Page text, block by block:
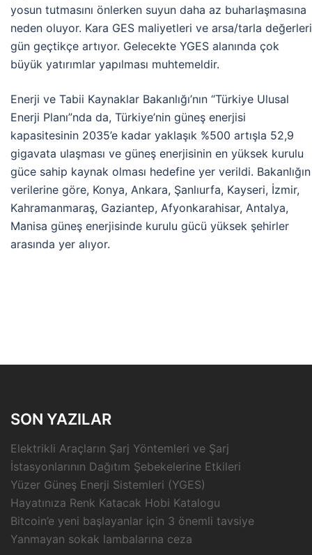
yosun tutmasını önlerken suyun daha az buharlaşmasına
neden oluyor. Kara GES maliyetleri ve arsa/tarla değerleri
gün geçtikçe artıyor. Gelecekte YGES alanında çok
büyük yatırımlar yapılması muhtemeldir.
Enerji ve Tabii Kaynaklar Bakanlığı’nın “Türkiye Ulusal
Enerji Planı”nda da, Türkiye’nin güneş enerjisi
kapasitesinin 2035’e kadar yaklaşık %500 artışla 52,9
gigavata ulaşması ve güneş enerjisinin en yüksek kurulu
güce sahip kaynak olması hedefine yer verildi. Bakanlığın
verilerine göre, Konya, Ankara, Şanlıurfa, Kayseri, İzmir,
Kahramanmaraş, Gaziantep, Afyonkarahisar, Antalya,
Manisa güneş enerjisinde kurulu gücü yüksek şehirler
arasında yer alıyor.
SON YAZILAR
Elektrikli Araçların Şarj Yöntemleri ve Şarj
İstasyonlarının Dağıtım Şebekelerine Etkileri
Yüzer Güneş Enerji Sistemleri (YGES)
Hayatınıza Renk Katacak Hobi Katalogu
Bitcoin’e yeni başlayanlar için 3 önemli tavsiye
Yanmayan sokak lambalarına ceza